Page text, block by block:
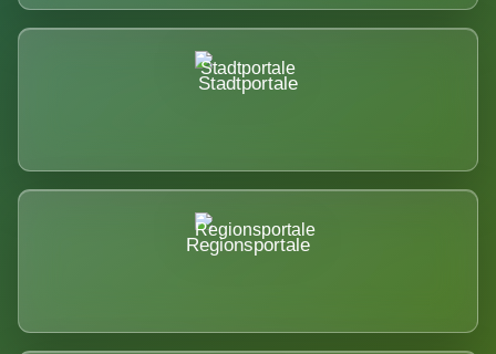
Stadtportale
Regionsportale